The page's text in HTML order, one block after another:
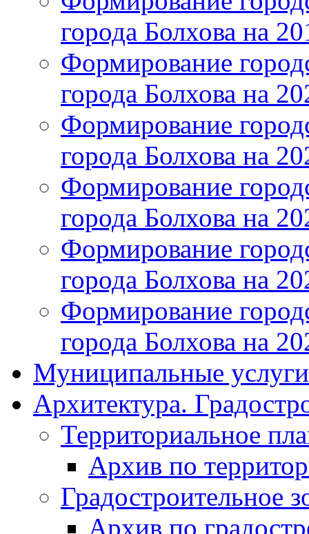
города Болхова на
Формирование
города Болхова на
Формирование
города Болхова на
Формирование
города Болхова на
Формирование
города Болхова на
Формирование
города Болхова на
Муниципальные услуги
Архитектура.
Территориальное
Архив по
Градостроительное
Архив по